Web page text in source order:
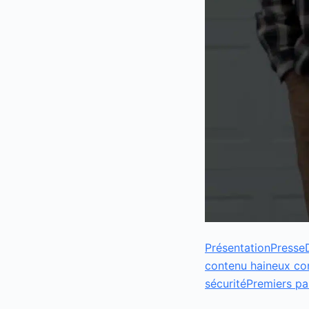
PrésentationPresse
contenu haineux
sécuritéPremiers